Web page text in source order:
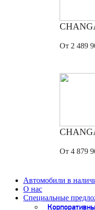
От 2 489
От 4 879
Автомобили в
О нас
Специальные